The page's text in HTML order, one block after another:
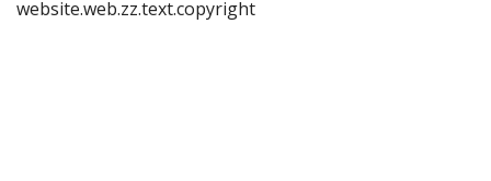
website.web.zz.text.copyright